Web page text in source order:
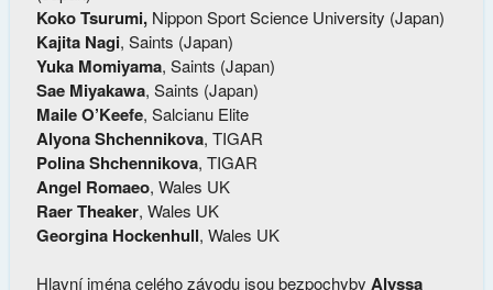
Koko Tsurumi,Nippon Sport Science University (Japan)
Kajita Nagi, Saints (Japan)
Yuka Momiyama, Saints (Japan)
Sae Miyakawa, Saints (Japan)
Maile O’Keefe, Salcianu Elite
Alyona Shchennikova, TIGAR
Polina Shchennikova, TIGAR
Angel Romaeo, Wales UK
Raer Theaker, Wales UK
Georgina Hockenhull, Wales UK
Hlavní jména celého závodu jsou bezpochyby Alyssa